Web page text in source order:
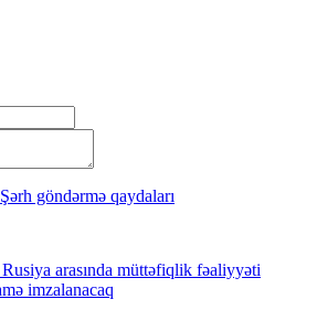
Şərh göndərmə qaydaları